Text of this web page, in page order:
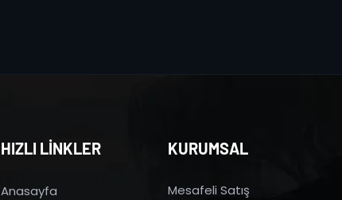
HIZLI LİNKLER
Anasayfa
KURUMSAL
Mesafeli Satış